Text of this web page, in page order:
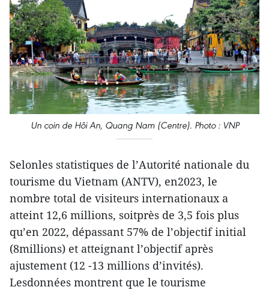
Un coin de Hôi An, Quang Nam (Centre). Photo : VNP
Selonles statistiques de l’Autorité nationale du
tourisme du Vietnam (ANTV), en2023, le
nombre total de visiteurs internationaux a
atteint 12,6 millions, soitprès de 3,5 fois plus
qu’en 2022, dépassant 57% de l’objectif initial
(8millions) et atteignant l’objectif après
ajustement (12 -13 millions d’invités).
Lesdonnées montrent que le tourisme